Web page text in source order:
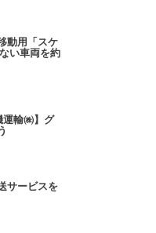
動用「スケ
い車両を約
運輸㈱】グ
サービスを